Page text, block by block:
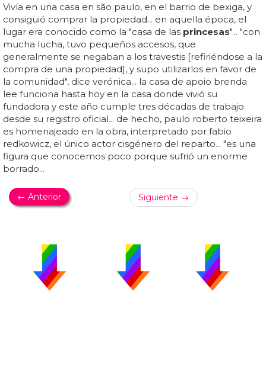
Vivía en una casa en são paulo, en el barrio de bexiga, y
consiguió comprar la propiedad... en aquella época, el
lugar era conocido como la "casa de las princesas"... "con
mucha lucha, tuvo pequeños accesos, que
generalmente se negaban a los travestis [refiriéndose a la
compra de una propiedad], y supo utilizarlos en favor de
la comunidad", dice verónica... la casa de apoio brenda
lee funciona hasta hoy en la casa donde vivió su
fundadora y este año cumple tres décadas de trabajo
desde su registro oficial... de hecho, paulo roberto teixeira
es homenajeado en la obra, interpretado por fabio
redkowicz, el único actor cisgénero del reparto... "es una
figura que conocemos poco porque sufrió un enorme
borrado...
← Anterior Siguiente →